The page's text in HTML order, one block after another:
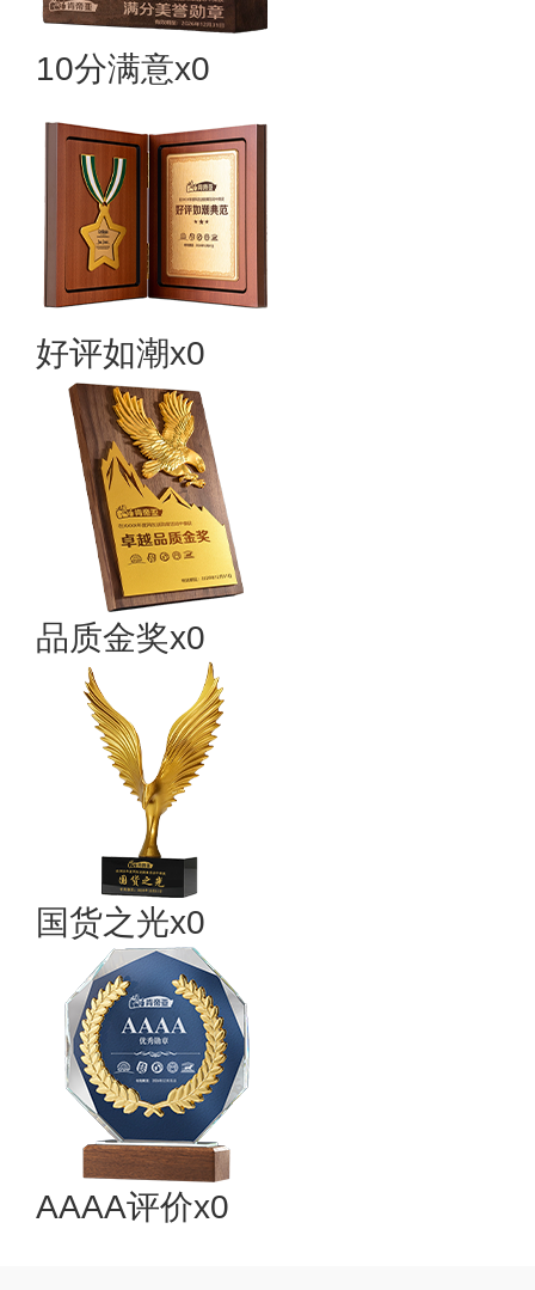
10分满意x0
好评如潮x0
品质金奖x0
国货之光x0
AAAA评价x0